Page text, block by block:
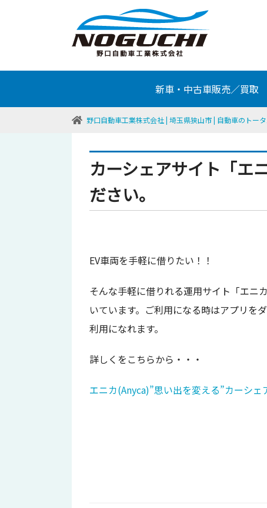
新車・中古車販売／買取
野口自動車工業株式会社 | 埼玉県狭山市 | 自動車のトー
カーシェアサイト「エ
ださい。
EV車両を手軽に借りたい！！
そんな手軽に借りれる運用サイト「エ
いています。ご利用になる時はアプリを
利用になれます。
詳しくをこちらから・・・
エニカ(Anyca)”思い出を変える”カーシ